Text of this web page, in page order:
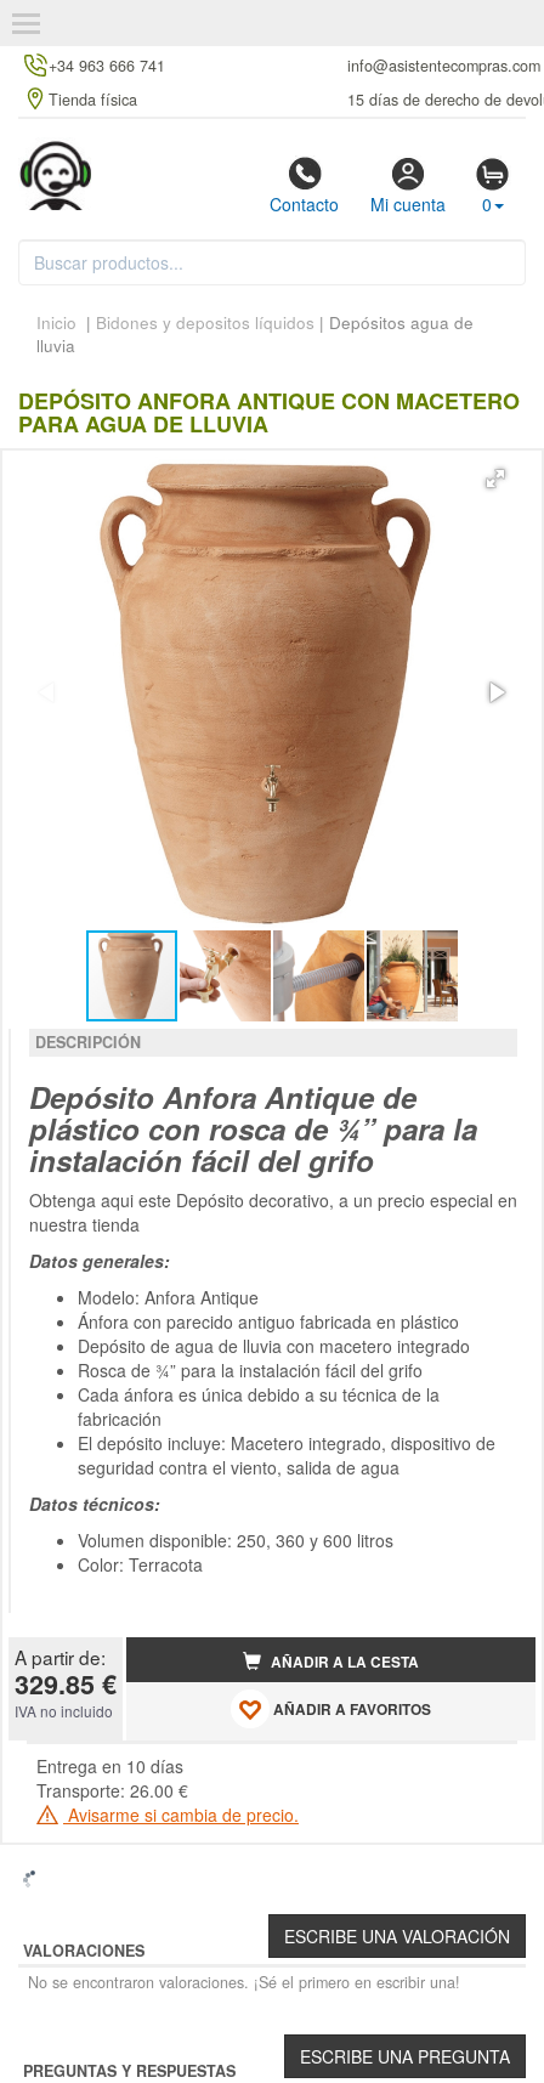
+34 963 666 741
info@asistentecompras.com
Tienda física
15 días de derecho de
Contacto Mi cuenta 0
Inicio | Bidones y depositos líquidos | Depósitos agua de
lluvia
DEPÓSITO ANFORA ANTIQUE CON MACETERO
PARA AGUA DE LLUVIA
DESCRIPCIÓN
Depósito Anfora Antique de
plástico con rosca de ¾” para la
instalación fácil del grifo
Obtenga aqui este Depósito decorativo, a un precio especial en
nuestra tienda
Datos generales:
Modelo: Anfora Antique
Ánfora con parecido antiguo fabricada en plástico
Depósito de agua de lluvia con macetero integrado
Rosca de ¾” para la instalación fácil del grifo
Cada ánfora es única debido a su técnica de la
fabricación
El depósito incluye: Macetero integrado, dispositivo de
seguridad contra el viento, salida de agua
Datos técnicos:
Volumen disponible: 250, 360 y 600 litros
Color: Terracota
A partir de:
329.85 €
IVA no incluido
AÑADIR A LA CESTA
AÑADIR A FAVORITOS
Entrega en 10 días
Transporte: 26.00 €
Avisarme si cambia de precio.
VALORACIONES
No se encontraron valoraciones. ¡Sé el primero en escribir una!
PREGUNTAS Y RESPUESTAS